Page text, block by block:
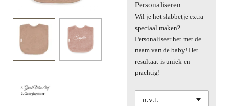
Personaliseren
Wil je het slabbetje extra
speciaal maken?
Personaliseer het met de
naam van de baby! Het
resultaat is uniek en
prachtig!